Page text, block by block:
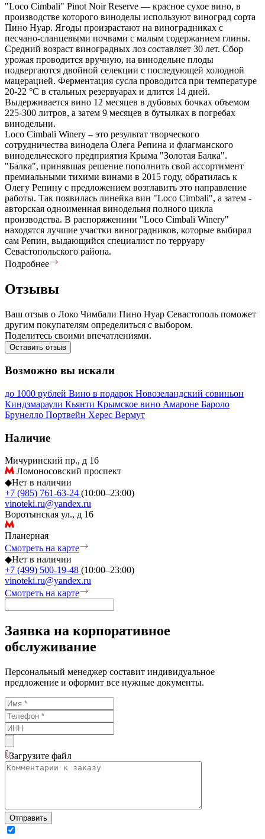
"Loco Cimbali" Pinot Noir Reserve — красное сухое вино, в
производстве которого виноделы используют виноград сорта
Пино Нуар. Ягоды произрастают на виноградниках с
песчано-сланцевыми почвами с малым содержанием глины.
Средний возраст виноградных лоз составляет 30 лет. Сбор
урожая проводится вручную, на винодельне плоды
подвергаются двойной селекции с последующей холодной
мацерацией. Ферментация сусла проводится при температуре
20-22 °С в стальных резервуарах и длится 14 дней.
Выдерживается вино 12 месяцев в дубовых бочках объемом
225-300 литров, а затем 9 месяцев в бутылках в погребах
винодельни.
Loco Cimbali Winery – это результат творческого
сотрудничества винодела Олега Репина и флагманского
винодельческого предприятия Крыма "Золотая Балка".
"Балка", принявшая решение пополнить свой ассортимент
премиальными тихими винами в 2015 году, обратилась к
Олегу Репину с предложением возглавить это направление
работы. Так появилась линейка вин "Loco Cimbali", а затем -
авторская одноименная винодельня полного цикла
производства. В распоряжениии "Loco Cimbali Winery"
находятся лучшие участки виноградников, которые выбирал
сам Репин, выдающийся специалист по терруару
Севастопольского района.
Подробнее
Отзывы
Ваш отзыв о Локо Чимбали Пино Нуар Севастополь поможет
другим покупателям определиться с выбором.
Поделитесь своими впечатлениями.
Оставить отзыв
Возможно вы искали
до 1000 рублей Вино в подарок Новозеландский совиньон
Киндзмараули Кьянти Крымское вино Амароне Бароло
Брунелло Портвейн Херес Вермут
Наличие
Мичуринский пр., д 16
Ломоносовский проспект
◆Нет в наличии
+7 (985) 761-63-24 (10:00–23:00)
vinoteki.ru@yandex.ru
Воротынская ул., д 16
Планерная
Смотреть на карте
◆Нет в наличии
+7 (499) 500-19-48 (10:00–23:00)
vinoteki.ru@yandex.ru
Смотреть на карте
Заявка на корпоративное
обслуживание
Персональный менеджер составит индивидуальное
предложение и оформит все нужные документы.
Загрузите файл
Отправить